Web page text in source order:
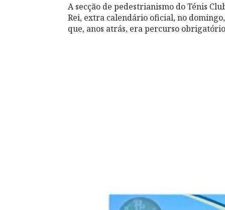
A secção de pedestrianismo do Ténis
Rei, extra calendário oficial, no
que, anos atrás, era percurso